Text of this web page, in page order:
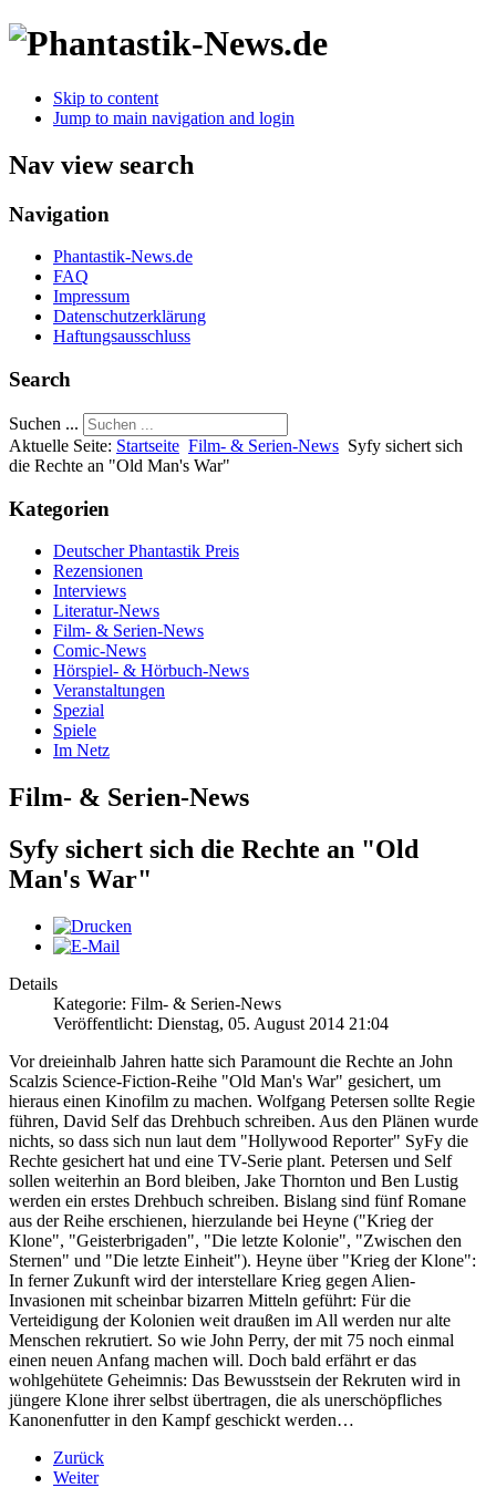
Skip to content
Jump to main navigation and login
Nav view search
Navigation
Phantastik-News.de
FAQ
Impressum
Datenschutzerklärung
Haftungsausschluss
Search
Suchen ...
Aktuelle Seite: Startseite Film- & Serien-News Syfy sichert sich
die Rechte an "Old Man's War"
Kategorien
Deutscher Phantastik Preis
Rezensionen
Interviews
Literatur-News
Film- & Serien-News
Comic-News
Hörspiel- & Hörbuch-News
Veranstaltungen
Spezial
Spiele
Im Netz
Film- & Serien-News
Syfy sichert sich die Rechte an "Old
Man's War"
Details
Kategorie: Film- & Serien-News
Veröffentlicht: Dienstag, 05. August 2014 21:04
Vor dreieinhalb Jahren hatte sich Paramount die Rechte an John
Scalzis Science-Fiction-Reihe "Old Man's War" gesichert, um
hieraus einen Kinofilm zu machen. Wolfgang Petersen sollte Regie
führen, David Self das Drehbuch schreiben. Aus den Plänen wurde
nichts, so dass sich nun laut dem "Hollywood Reporter" SyFy die
Rechte gesichert hat und eine TV-Serie plant. Petersen und Self
sollen weiterhin an Bord bleiben, Jake Thornton und Ben Lustig
werden ein erstes Drehbuch schreiben. Bislang sind fünf Romane
aus der Reihe erschienen, hierzulande bei Heyne ("Krieg der
Klone", "Geisterbrigaden", "Die letzte Kolonie", "Zwischen den
Sternen" und "Die letzte Einheit"). Heyne über "Krieg der Klone":
In ferner Zukunft wird der interstellare Krieg gegen Alien-
Invasionen mit scheinbar bizarren Mitteln geführt: Für die
Verteidigung der Kolonien weit draußen im All werden nur alte
Menschen rekrutiert. So wie John Perry, der mit 75 noch einmal
einen neuen Anfang machen will. Doch bald erfährt er das
wohlgehütete Geheimnis: Das Bewusstsein der Rekruten wird in
jüngere Klone ihrer selbst übertragen, die als unerschöpfliches
Kanonenfutter in den Kampf geschickt werden…
Zurück
Weiter